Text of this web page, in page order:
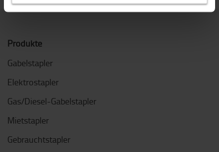
Produkte
Gabelstapler
Elektrostapler
Gas/Diesel-Gabelstapler
Mietstapler
Gebrauchtstapler